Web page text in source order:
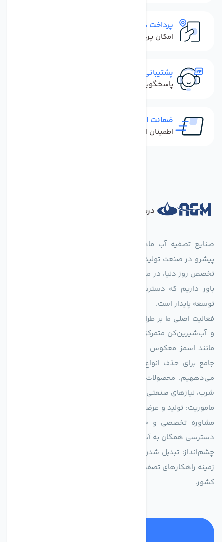
پرداخت در محل
امکان پرداخت کل فاکتور در محل
پشتیبانی سریع
پاسخگویی سریع به تماس‌ها و پیام‌ها
ضمانت اصل بودن کالا
اطمینان از خرید کالای اورجینال
درباره فروشگاه
پیشرو در صنعت تولید تجهیزات تصفیه آب، با تکیه بر دانش فنی و
تخصص روز دنیا، در مسیر تأمین آب سالم و پایدار گام برمی‌دارد. ما
باور داریم که دسترسی به آب پاک، یک حق اساسی و زیربنای
توسعه پایدار است.
فعالیت اصلی ما بر طراحی و تولید سیستم‌های پیشرفته تصفیه آب
و آب‌شیرین‌کن متمرکز است. ما با بهره‌گیری از فناوری‌های نوین
جامع برای حذف انواع آلاینده‌ها، املاح و نمک از منابع آبی ارائه
می‌دههیم. محصولات ما برای مصارف متنوعی از جمله تأمین آب
شرب، نیازهای صنعتی و کشاورزی طراحی و بهینه‌سازی شده‌اند.
ماموریت: تولید و عرضه محصولاتی با بالاترین استاندارد کیفی، ارائه
مشاوره تخصصی و خدمات پس از فروش مطمئن برای تضمین
دسترسی همگان به آب پاک و سالم.
چشم‌انداز: تبدیل شدن به انتخاب اول صنایع و مصرف‌کنندگان در
زمینه راهکارهای تصفیه آب و ایفای نقشی کلیدی در حفظ منابع آبی
کشور.